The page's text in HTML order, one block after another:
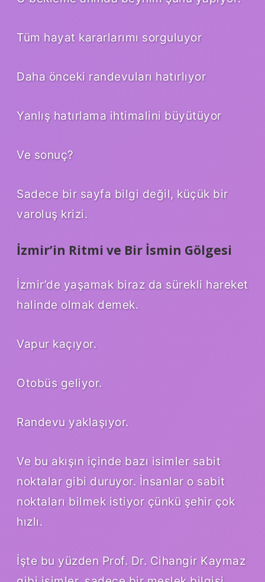
Tüm hayat kararlarımı sorguluyor
Daha önceki randevuları hatırlıyor
Yanlış hatırlama ihtimalini büyütüyor
Ve sonuç?
Sadece bir sayfa bilgi değil, küçük bir
varoluş krizi.
İzmir’in Ritmi ve Bir İsmin Gölgesi
İzmir’de yaşamak biraz da sürekli hareket
halinde olmak demek.
Vapur kaçıyor.
Otobüs geliyor.
Randevu yaklaşıyor.
Ve bu akışın içinde bazı isimler sabit
noktalar gibi duruyor. İnsanlar o sabit
noktaları bilmek istiyor çünkü şehir çok
hızlı.
İşte bu yüzden Prof. Dr. Cihangir Kaymaz